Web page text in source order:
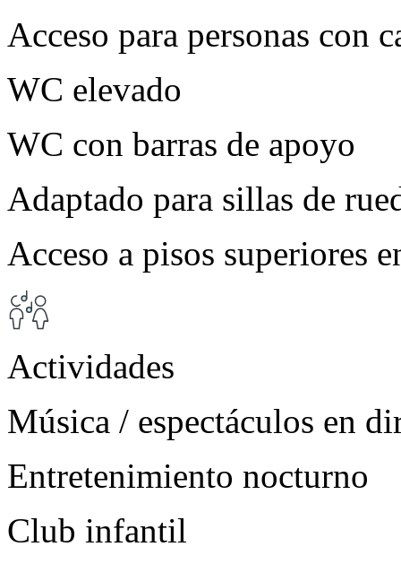
Acceso para personas con
WC elevado
WC con barras de apoyo
Adaptado para sillas de
Acceso a pisos superiores
Actividades
Música / espectáculos en
Entretenimiento nocturno
Club infantil